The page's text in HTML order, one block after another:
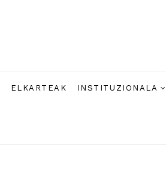
ELKARTEAK INSTITUZIONALA